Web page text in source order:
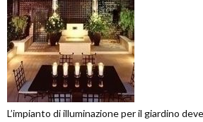
L’impianto di illuminazione per il giardino